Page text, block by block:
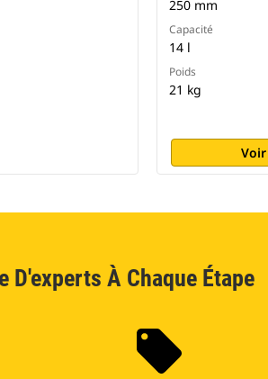
250 mm
Capacité
14 l
Poids
21 kg
D'experts À Chaque Étape